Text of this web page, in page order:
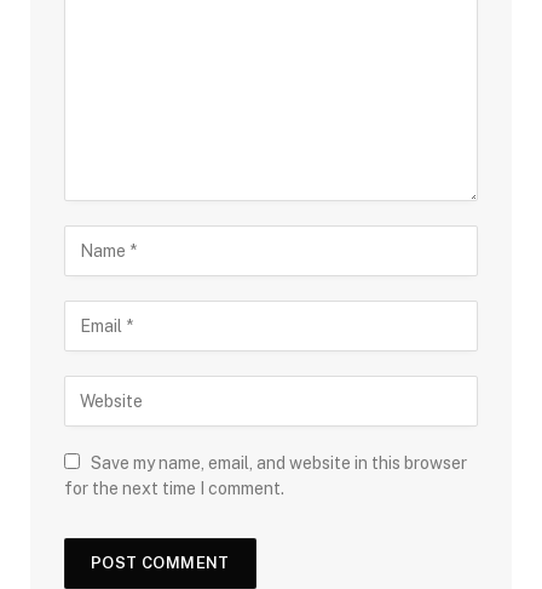
Save my name, email, and website in this browser
for the next time I comment.